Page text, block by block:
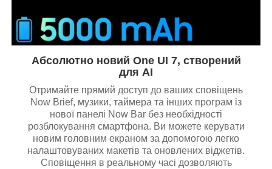
Абсолютно новий One UI 7, створений
для AI
Отримайте прямий доступ до ваших сповіщень
Now Brief, музики, таймера та інших програм із
нової панелі Now Bar без необхідності
розблокування смартфона. Ви можете керувати
новим головним екраном за допомогою легко
налаштовуваних макетів та оновлених віджетів.
Сповіщення в реальному часі дозволяють